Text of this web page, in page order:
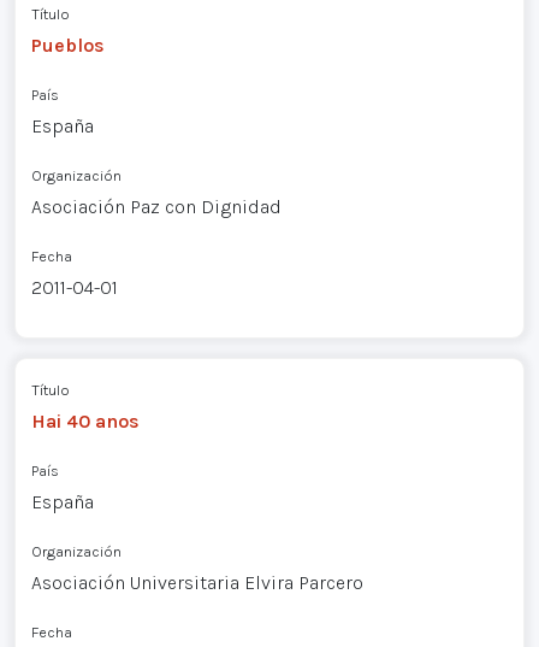
Título
Pueblos
País
España
Organización
Asociación Paz con Dignidad
Fecha
2011-04-01
Título
Hai 40 anos
País
España
Organización
Asociación Universitaria Elvira Parcero
Fecha